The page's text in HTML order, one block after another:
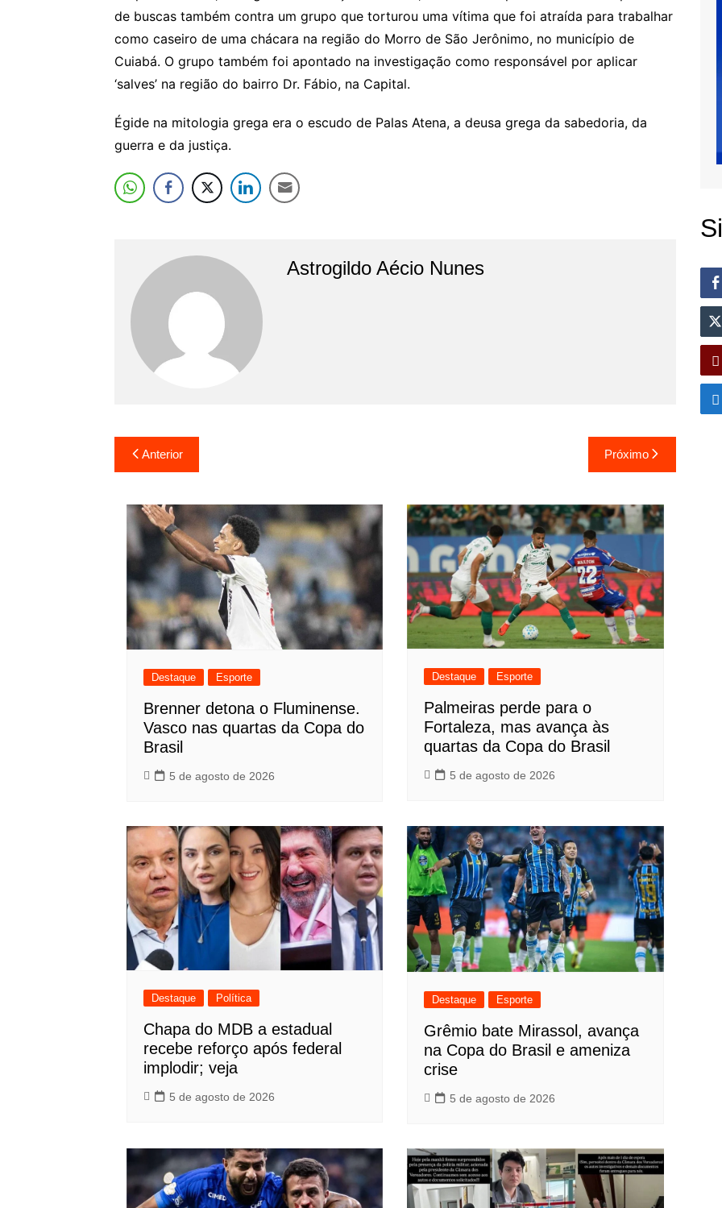
de buscas também contra um grupo que torturou uma vítima que foi atraída para trabalhar
como caseiro de uma chácara na região do Morro de São Jerônimo, no município de
Cuiabá. O grupo também foi apontado na investigação como responsável por aplicar
‘salves’ na região do bairro Dr. Fábio, na Capital.
Égide na mitologia grega era o escudo de Palas Atena, a deusa grega da sabedoria, da
guerra e da justiça.
Astrogildo Aécio Nunes
Navegação
de
Post
Anterior Próximo
Destaque Esporte
Brenner detona o Fluminense.
Vasco nas quartas da Copa do
Brasil
5 de agosto de 2026
Destaque Esporte
Palmeiras perde para o
Fortaleza, mas avança às
quartas da Copa do Brasil
5 de agosto de 2026
Destaque Política
Chapa do MDB a estadual
recebe reforço após federal
implodir; veja
5 de agosto de 2026
Destaque Esporte
Grêmio bate Mirassol, avança
na Copa do Brasil e ameniza
crise
5 de agosto de 2026